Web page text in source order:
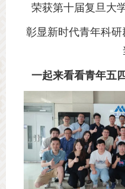
荣获第十届复旦大
彰显新时代青年科
一起来看看青年五